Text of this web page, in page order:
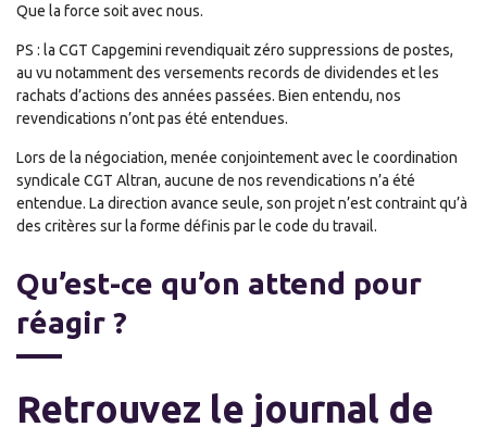
Que la force soit avec nous.
PS : la CGT Capgemini revendiquait zéro suppressions de postes,
au vu notamment des versements records de dividendes et les
rachats d’actions des années passées. Bien entendu, nos
revendications n’ont pas été entendues.
Lors de la négociation, menée conjointement avec le coordination
syndicale CGT Altran, aucune de nos revendications n’a été
entendue. La direction avance seule, son projet n’est contraint qu’à
des critères sur la forme définis par le code du travail.
Qu’est-ce qu’on attend pour
réagir ?
Retrouvez le journal de